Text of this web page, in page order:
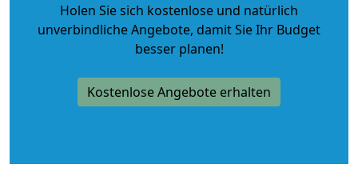
Holen Sie sich kostenlose und natürlich
unverbindliche Angebote, damit Sie Ihr Budget
besser planen!
Kostenlose Angebote erhalten